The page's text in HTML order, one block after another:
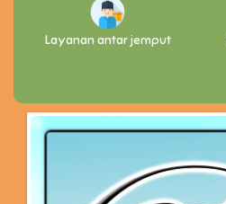
Layanan antar jemput